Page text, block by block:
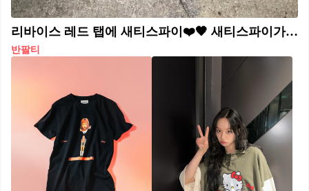
리바이스 레드 탭에 새티스파이❤️🖤 새티스파이가 리바이스를? 미공개 콜라보 티셔츠가 포착되었어요. 새티스파이(Satisfy)와 리바이스(Levi’s)가 다시 손을 잡았습니다. 양 팀에서 흘러나온 컷으로 모습을 드러낸 건 아직 발매 전인 공동 티셔츠예요. 리바이스 레드 배트윙 탭 안에 ‘SATISFY’를 박은 그래픽이 핵심이죠. 불규칙하게 뚫린 구멍은 새티스파이 시그니처 ’모스텍(MothTech)’이에요. 2024년 빈티지 501 클라이밍 팬츠에 이어 이번엔 티셔츠로 넓혔죠. 발매 시점·가격은 아직 안 풀렸고, 곧 공개돼요. • 새티스파이 x 리바이스 MothTech 반팔티 (발매 예정)
반팔티